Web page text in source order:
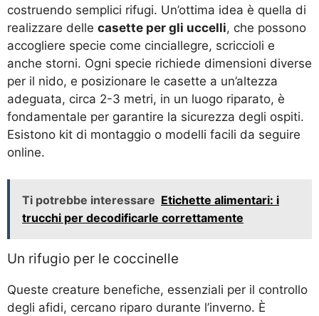
costruendo semplici rifugi. Un’ottima idea è quella di
realizzare delle casette per gli uccelli, che possono
accogliere specie come cinciallegre, scriccioli e
anche storni. Ogni specie richiede dimensioni diverse
per il nido, e posizionare le casette a un’altezza
adeguata, circa 2-3 metri, in un luogo riparato, è
fondamentale per garantire la sicurezza degli ospiti.
Esistono kit di montaggio o modelli facili da seguire
online.
Ti potrebbe interessare Etichette alimentari: i
trucchi per decodificarle correttamente
Un rifugio per le coccinelle
Queste creature benefiche, essenziali per il controllo
degli afidi, cercano riparo durante l’inverno. È